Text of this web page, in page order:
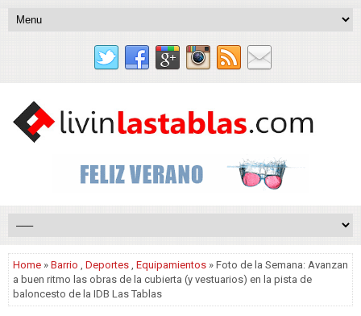
Home » Barrio , Deportes , Equipamientos » Foto de la Semana: Avanzan
a buen ritmo las obras de la cubierta (y vestuarios) en la pista de
baloncesto de la IDB Las Tablas